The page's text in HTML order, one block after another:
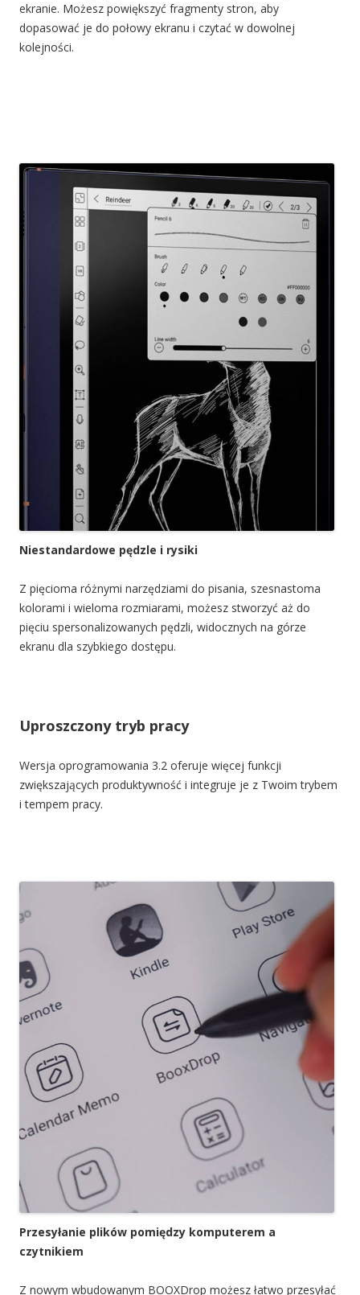
ekranie. Możesz powiększyć fragmenty stron, aby
dopasować je do połowy ekranu i czytać w dowolnej
kolejności.
Niestandardowe pędzle i rysiki
Z pięcioma różnymi narzędziami do pisania, szesnastoma
kolorami i wieloma rozmiarami, możesz stworzyć aż do
pięciu spersonalizowanych pędzli, widocznych na górze
ekranu dla szybkiego dostępu.
Uproszczony tryb pracy
Wersja oprogramowania 3.2 oferuje więcej funkcji
zwiększających produktywność i integruje je z Twoim trybem
i tempem pracy.
Przesyłanie plików pomiędzy komputerem a
czytnikiem
Z nowym wbudowanym BOOXDrop możesz łatwo przesyłać